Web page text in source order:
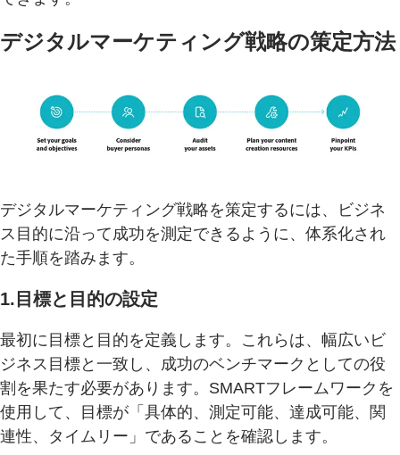
デジタルマーケティング戦略の策定方法
デジタルマーケティング戦略を策定するには、ビジネ
ス目的に沿って成功を測定できるように、体系化され
た手順を踏みます。
1.目標と目的の設定
最初に目標と目的を定義します。これらは、幅広いビ
ジネス目標と一致し、成功のベンチマークとしての役
割を果たす必要があります。SMARTフレームワークを
使用して、目標が「具体的、測定可能、達成可能、関
連性、タイムリー」であることを確認します。